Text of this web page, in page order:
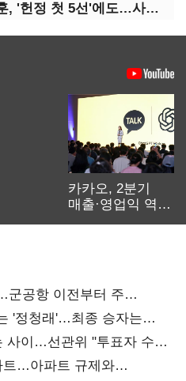
(민선 9기 한달)①오세훈, '헌정 첫 5선'에도…사법리스크·여소야대에 발목
카카오, 2분기
매출·영업익 역대
군공항 이전부터 주
'정청래'…최종 승자는
사이…선관위 "투표자 수
트…아파트 규제와